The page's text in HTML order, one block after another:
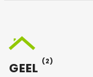
GEEL (2)